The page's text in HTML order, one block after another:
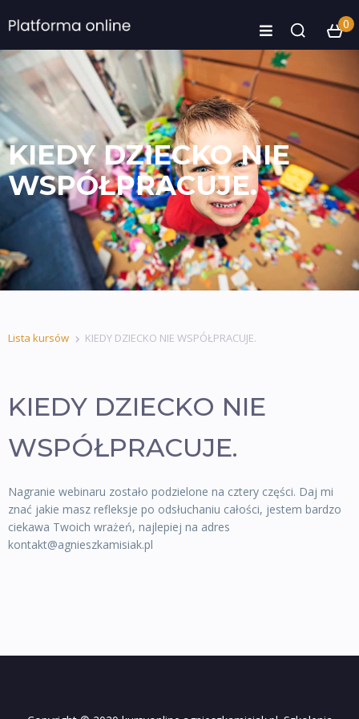
0
KIEDY DZIECKO NIE
WSPÓŁPRACUJE.
Lista kursów KIEDY DZIECKO NIE WSPÓŁPRACUJE.
KIEDY DZIECKO NIE
WSPÓŁPRACUJE.
Nagranie webinaru zostało podzielone na cztery części. Daj mi
znać jakie masz refleksje po odsłuchaniu całości, jestem bardzo
ciekawa Twoich wrażeń, najlepiej na adres
kontakt@agnieszkamisiak.pl